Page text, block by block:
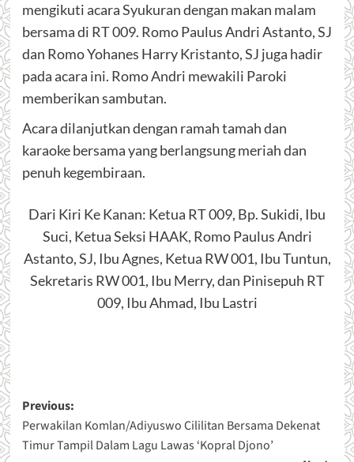
mengikuti acara Syukuran dengan makan malam
bersama di RT 009. Romo Paulus Andri Astanto, SJ
dan Romo Yohanes Harry Kristanto, SJ juga hadir
pada acara ini. Romo Andri mewakili Paroki
memberikan sambutan.
Acara dilanjutkan dengan ramah tamah dan
karaoke bersama yang berlangsung meriah dan
penuh kegembiraan.
Dari Kiri Ke Kanan: Ketua RT 009, Bp. Sukidi, Ibu
Suci, Ketua Seksi HAAK, Romo Paulus Andri
Astanto, SJ, Ibu Agnes, Ketua RW 001, Ibu Tuntun,
Sekretaris RW 001, Ibu Merry, dan Pinisepuh RT
009, Ibu Ahmad, Ibu Lastri
Post
navigation
Previous:
Perwakilan Komlan/Adiyuswo Cililitan Bersama Dekenat
Timur Tampil Dalam Lagu Lawas ‘Kopral Djono’